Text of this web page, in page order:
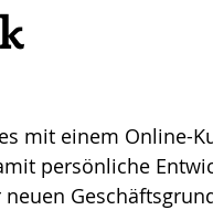
mit einem Online-
persönliche